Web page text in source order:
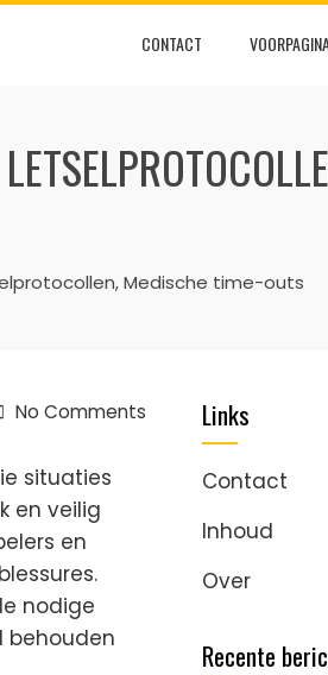
CONTACT
Medische time-outs
No Comments
situaties
en veilig
en
nodige
behouden
Links
Contact
Inhoud
Over
Recente